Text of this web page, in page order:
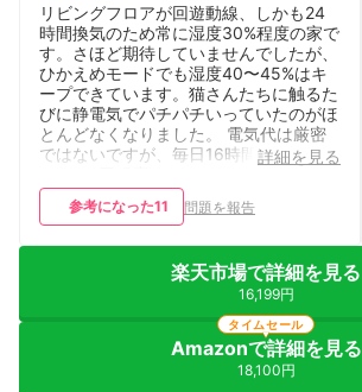
リビングフロアが回遊動線、しかも24
時間換気のため常に湿度30%程度の家で
す。さほど期待していませんでしたが、
ひかえめモードでも湿度40〜45%はキ
ープできています。猫さんたちに触るた
びに静電気でパチパチいっていたのがほ
とんどなくなりました。 電気代は厳密
ではないですが、毎日16時間程度使用し
康を享受できるなら許容範囲かと思いま
す。 プラグが磁石になっていて付け外
く楽です。超音波式加湿器のときは部分
的に外して入れていたので水垂れがすご
くて…洗うのもすごく楽です。電気代が
気にならないならすごくおすすめです！
詳細を見る
参考になった11 問題を報告
楽天市場で詳細を見る
16,199円
Amazonで詳細を見る
18,100円
タイムセール